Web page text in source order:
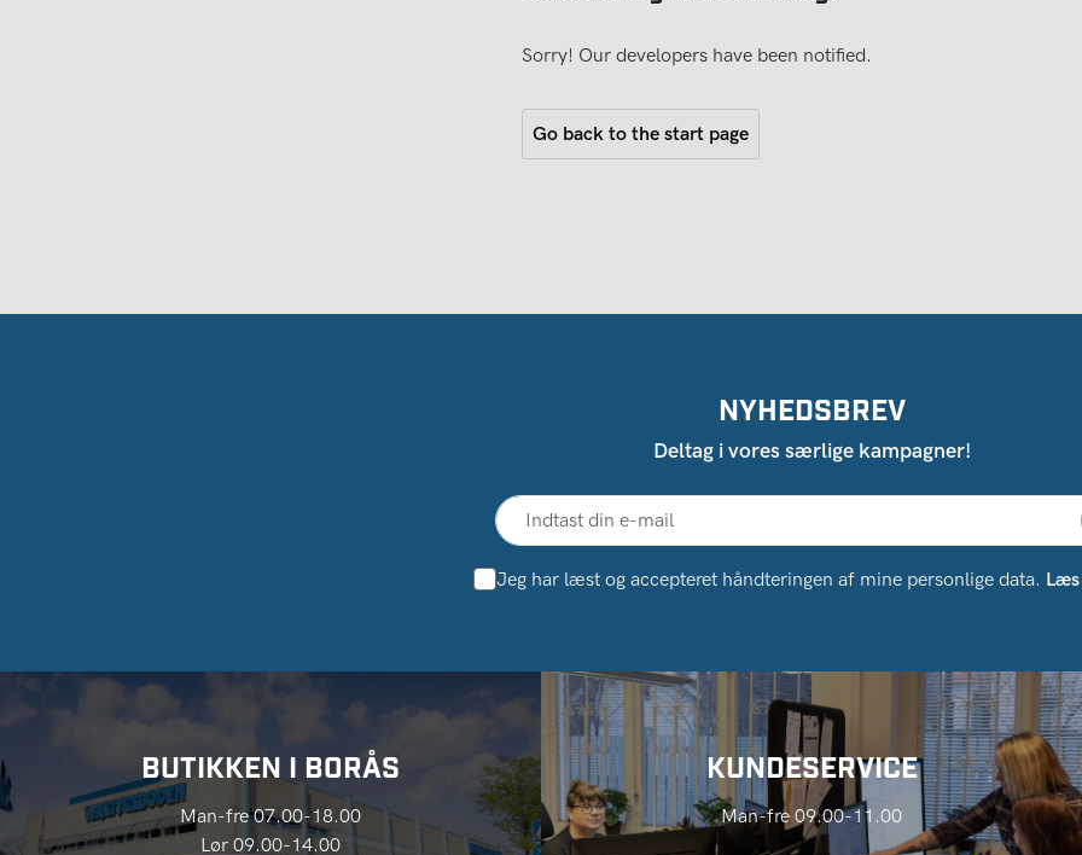
Sorry! Our developers have been notified.
Go back to the start page
NYHEDSBREV
Deltag i vores særlige kampagner!
Jeg har læst og accepteret håndteringen af ​​mine personlige data.
BUTIKKEN I BORÅS
Man-fre 07.00-18.00
Lør 09.00-14.00
KUNDESERVICE
Man-fre 09.00-11.00